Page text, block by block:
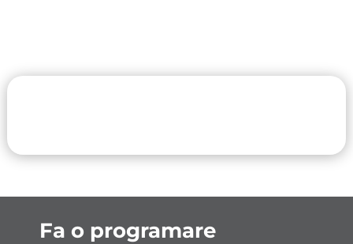
Fa o programare